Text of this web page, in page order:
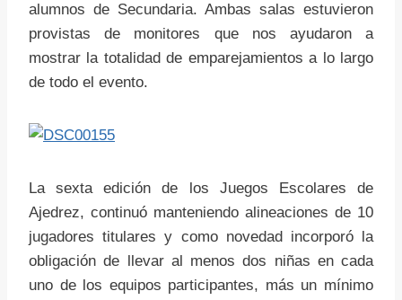
alumnos de Secundaria. Ambas salas estuvieron
provistas de monitores que nos ayudaron a
mostrar la totalidad de emparejamientos a lo largo
de todo el evento.
La sexta edición de los Juegos Escolares de
Ajedrez, continuó manteniendo alineaciones de 10
jugadores titulares y como novedad incorporó la
obligación de llevar al menos dos niñas en cada
uno de los equipos participantes, más un mínimo